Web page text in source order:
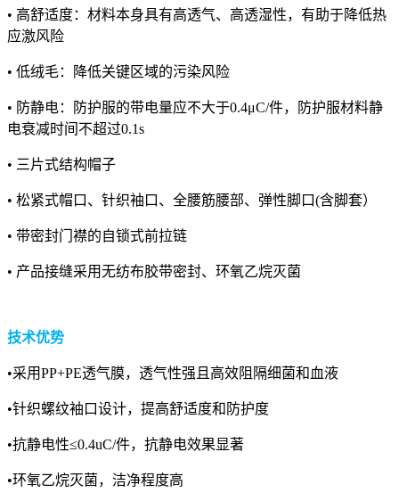
• 高舒适度：材料本身具有高透气、高透湿性，有助于降低热
应激风险
• 低绒毛：降低关键区域的污染风险
• 防静电：防护服的带电量应不大于0.4μC/件，防护服材料静
电衰减时间不超过0.1s
• 三片式结构帽子
• 松紧式帽口、针织袖口、全腰筋腰部、弹性脚口(含脚套）
• 带密封门襟的自锁式前拉链
• 产品接缝采用无纺布胶带密封、环氧乙烷灭菌
技术优势
•采用PP+PE透气膜，透气性强且高效阻隔细菌和血液
•针织螺纹袖口设计，提高舒适度和防护度
•抗静电性≤0.4uC/件，抗静电效果显著
•环氧乙烷灭菌，洁净程度高